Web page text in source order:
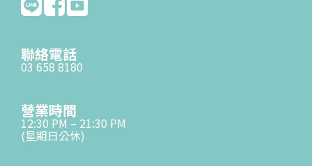
聯絡電話
03 658 8180
營業時間
12:30 PM – 21:30 PM
(星期日公休)